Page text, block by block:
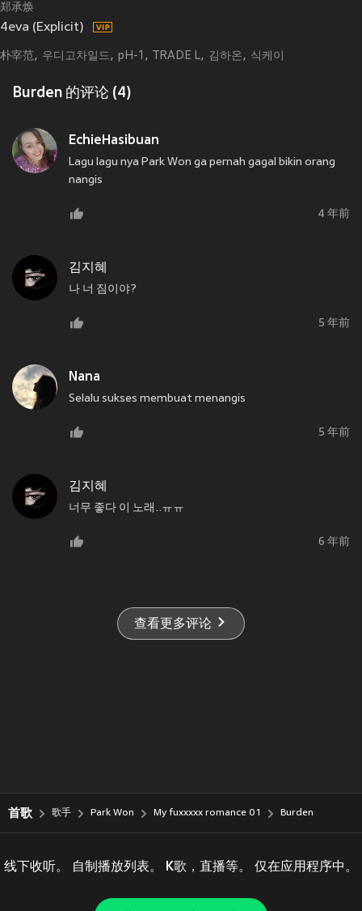
郑承焕
4eva (Explicit)
朴宰范 우디고차일드 pH-1 TRADE L 김하온 식케이
Burden 的评论 (4)
EchieHasibuan
Lagu lagu nya Park Won ga pernah gagal bikin orang
nangis
4 年前
김지혜
나 너 짐이야?
5 年前
Nana
Selalu sukses membuat menangis
5 年前
김지혜
너무 좋다 이 노래..ㅠㅠ
6 年前
查看更多评论
首歌 歌手 Park Won My fuxxxxx romance 01 Burden
线下收听。 自制播放列表。 K歌，直播等。 仅在应用程序中。